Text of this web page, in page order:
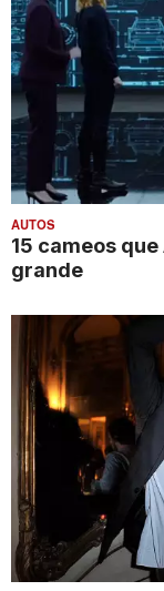
AUTOS
15 cameos
grande